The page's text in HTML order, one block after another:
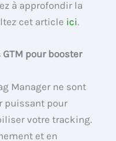
à approfondir la
cet article ici.
pour booster
Manager ne sont
puissant pour
votre tracking.
et en